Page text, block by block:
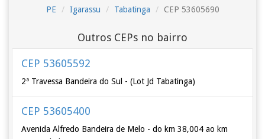
PE Igarassu Tabatinga CEP 53605690
Outros CEPs no bairro
CEP 53605592
2ª Travessa Bandeira do Sul - (Lot Jd Tabatinga)
CEP 53605400
Avenida Alfredo Bandeira de Melo - do km 38,004 ao km